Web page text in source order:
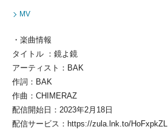
MV
・楽曲情報
タイトル ：鏡よ鏡
アーティスト：BAK
作詞：BAK
作曲：CHIMERAZ
配信開始日：2023年2月18日
配信サービス：https://zula.lnk.to/HoFxpkZL